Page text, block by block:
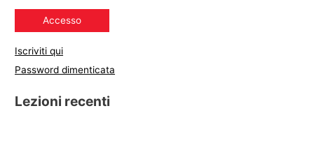
Iscriviti qui
Password dimenticata
Lezioni recenti